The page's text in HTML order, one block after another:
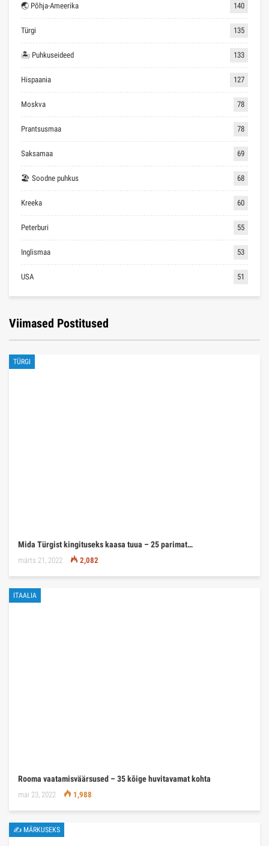
🌏 Põhja-Ameerika 140
Türgi 135
🏝 Puhkuseideed 133
Hispaania 127
Moskva 78
Prantsusmaa 78
Saksamaa 69
🏖 Soodne puhkus 68
Kreeka 60
Peterburi 55
Inglismaa 53
USA 51
Viimased Postitused
TÜRGI
Mida Türgist kingituseks kaasa tuua – 25 parimat…
märts 21, 2022 2,082
ITAALIA
Rooma vaatamisväärsused – 35 kõige huvitavamat kohta
mai 23, 2022 1,988
✍ MÄRKUSEKS